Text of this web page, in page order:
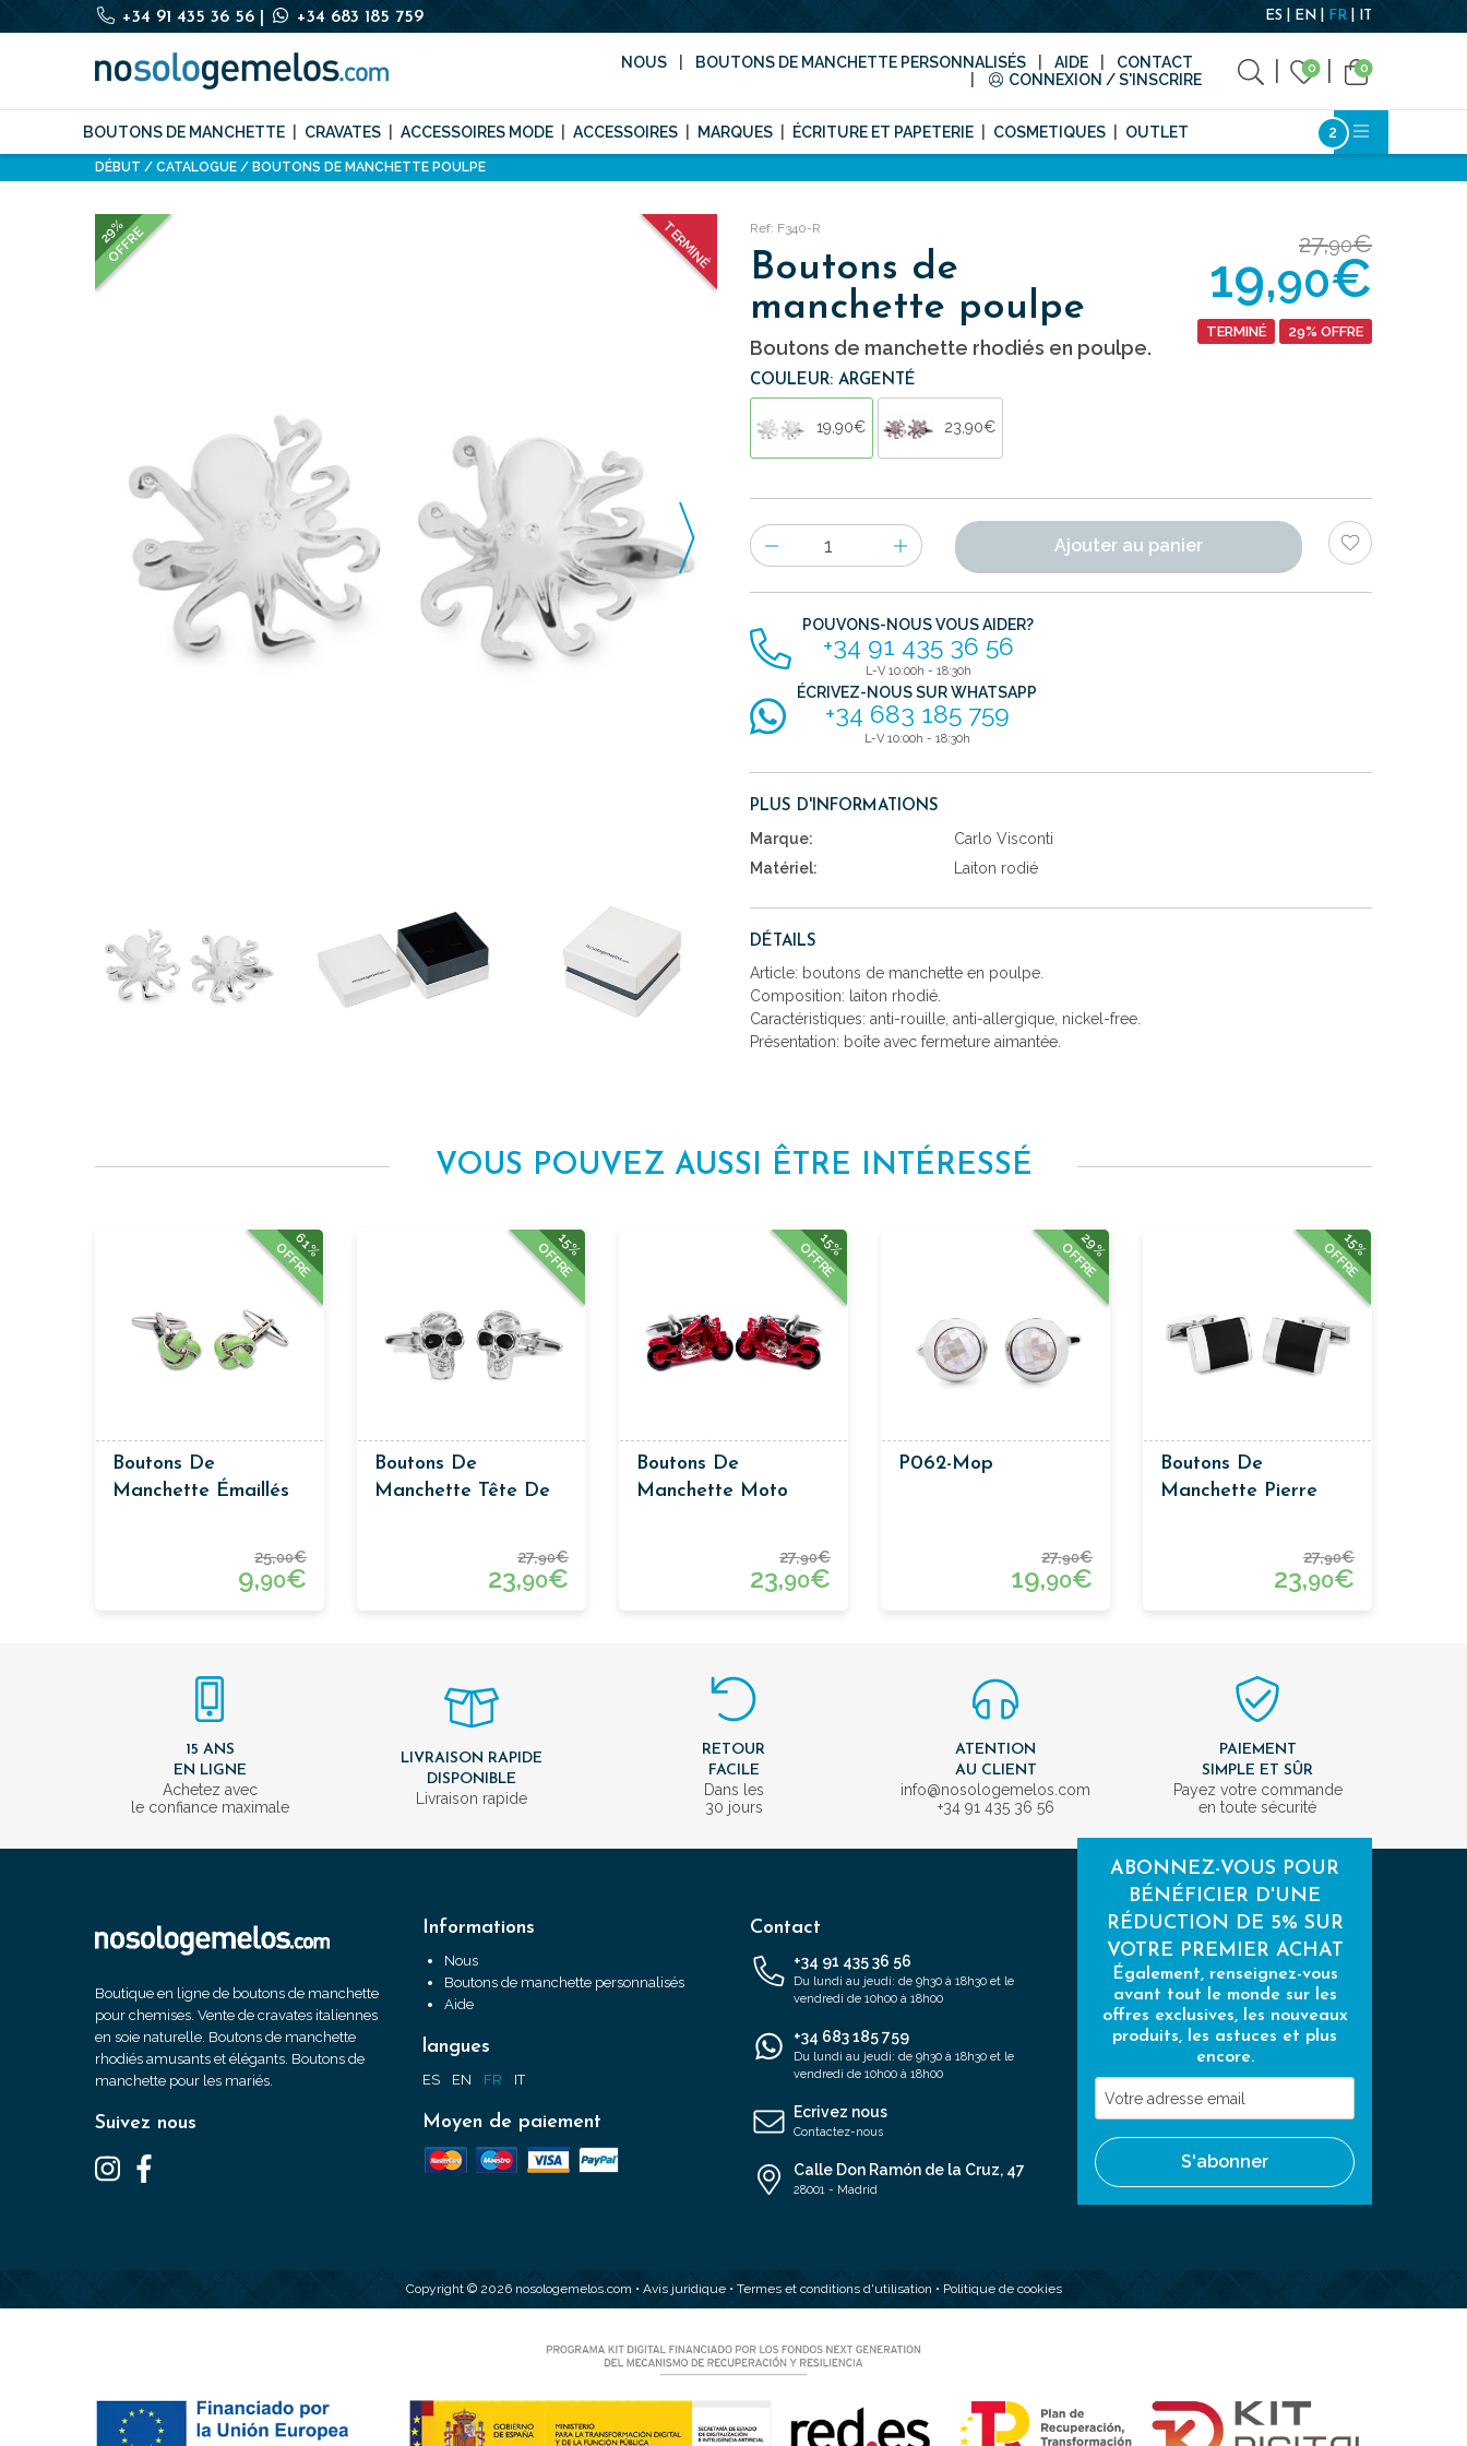
+34 91 435 36 56 +34 683 185 759 ES EN FR IT
NOUS BOUTONS DE MANCHETTE PERSONNALISÉS AIDE
CONTACT
CONNEXION / S'INSCRIRE
0 0
BOUTONS DE MANCHETTE CRAVATES ACCESSOIRES MODE ACCESSOIRES MARQUES ÉCRITURE ET PAPETERIE COSMETIQUES OUTLET
DÉBUT CATALOGUE BOUTONS DE MANCHETTE POULPE
TERMINÉ
29%
OFFRE Ref: F340-R
Boutons de
manchette poulpe
Boutons de manchette rhodiés en poulpe.
27,90€
19,90€
TERMINÉ 29% OFFRE
COULEUR: ARGENTÉ
19,90€ 23,90€
Nombre
d'items
Ajouter au panier
POUVONS-NOUS VOUS AIDER?
+34 91 435 36 56
L-V 10:00h - 18:30h
ÉCRIVEZ-NOUS SUR WHATSAPP
+34 683 185 759
L-V 10:00h - 18:30h
PLUS D'INFORMATIONS
Marque:
Carlo Visconti
Matériel:
Laiton rodié
DÉTAILS
Article: boutons de manchette en poulpe.
Composition: laiton rhodié.
Caractéristiques: anti-rouille, anti-allergique, nickel-free.
Présentation: boîte avec fermeture aimantée.
VOUS POUVEZ AUSSI ÊTRE INTÉRESSÉ
61%
OFFRE
Boutons De
Manchette Émaillés
25,00€
9,90€
15%
OFFRE
Boutons De
Manchette Tête De
27,90€
23,90€
15%
OFFRE
Boutons De
Manchette Moto
27,90€
23,90€
29%
OFFRE
P062-Mop
27,90€
19,90€
15%
OFFRE
Boutons De
Manchette Pierre
27,90€
23,90€
15 ANS
EN LIGNE
Achetez avec
le confiance maximale
LIVRAISON RAPIDE
DISPONIBLE
Livraison rapide
RETOUR
FACILE
Dans les
30 jours
ATENTION
AU CLIENT
info@nosologemelos.com
+34 91 435 36 56
PAIEMENT
SIMPLE ET SÛR
Payez votre commande
en toute sécurité
Boutique en ligne de boutons de manchette
pour chemises. Vente de cravates italiennes
en soie naturelle. Boutons de manchette
rhodiés amusants et élégants. Boutons de
manchette pour les mariés.
Suivez nous
Informations
Nous
Boutons de manchette personnalisés
Aide
langues
ES EN FR IT
Moyen de paiement
Contact
+34 91 435 36 56
Du lundi au jeudi: de 9h30 à 18h30 et le
vendredi de 10h00 à 18h00
+34 683 185 759
Du lundi au jeudi: de 9h30 à 18h30 et le
vendredi de 10h00 à 18h00
Ecrivez nous
Contactez-nous
Calle Don Ramón de la Cruz, 47
28001 - Madrid
ABONNEZ-VOUS POUR
BÉNÉFICIER D'UNE
RÉDUCTION DE 5% SUR
VOTRE PREMIER ACHAT
Également, renseignez-vous
avant tout le monde sur les
offres exclusives, les nouveaux
produits, les astuces et plus
encore.
Votre
adresse
email
S'abonner
Copyright © 2026 nosologemelos.com • Avis juridique• Termes et conditions d'utilisation • Politique de cookies